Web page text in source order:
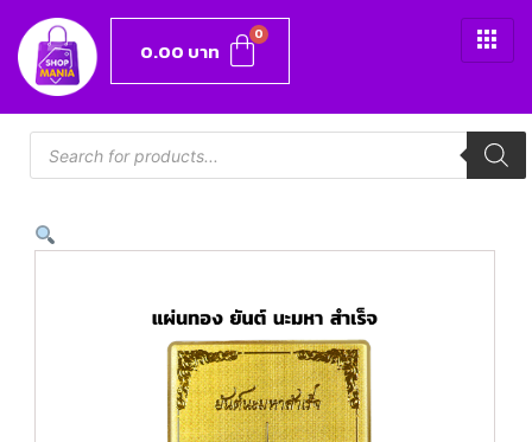
0.00 บาท